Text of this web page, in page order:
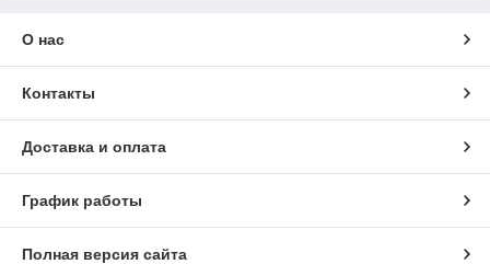
О нас
Контакты
Доставка и оплата
График работы
Полная версия сайта